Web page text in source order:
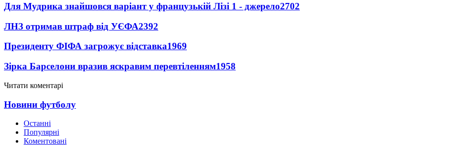
Для Мудрика знайшовся варіант у французькій Лізі 1 - джерело2702
ЛНЗ отримав штраф від УЄФА2392
Президенту ФІФА загрожує відставка1969
Зірка Барселони вразив яскравим перевтіленням1958
Читати коментарі
Новини футболу
Останні
Популярні
Коментовані